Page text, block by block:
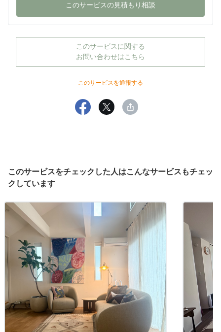
このサービスの見積もり相談
このサービスに関する
お問い合わせはこちら
このサービスを通報する
このサービスをチェックした人はこんなサービスもチェッ
クしています